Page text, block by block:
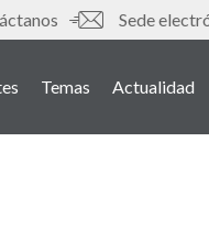
Sede
Temas Actualidad